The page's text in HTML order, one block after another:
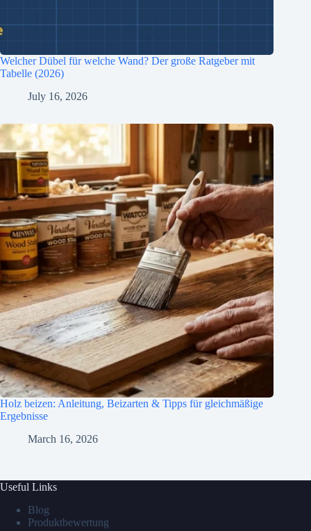
Welcher Dübel für welche Wand? Der große Ratgeber mit
Tabelle (2026)
July 16, 2026
Holz beizen: Anleitung, Beizarten & Tipps für gleichmäßige
Ergebnisse
March 16, 2026
Useful Links
Blog
Produktbewertung